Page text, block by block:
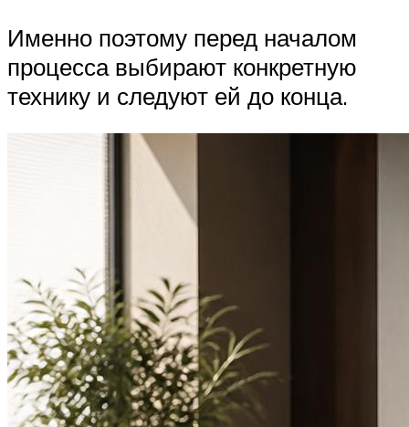
Именно поэтому перед началом
процесса выбирают конкретную
технику и следуют ей до конца.